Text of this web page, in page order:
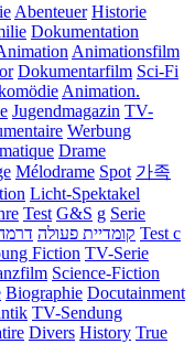
Abenteuer Historie
Dokumentation
Animationsfilm
Dokumentarfilm Sci-Fi
Animation.
Jugendmagazin TV-
Werbung
Drame
Mélodrame Spot 가족
Licht-Spektakel
Test G&S g Serie
קומדיית פעולה Test c
Fiction TV-Serie
Science-Fiction
Biographie Docutainment
TV-Sendung
Divers History True